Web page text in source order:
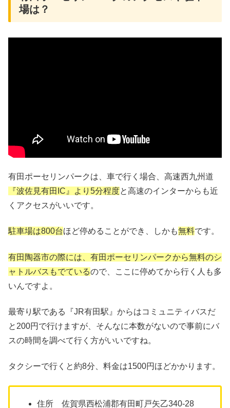
場は？
有田ポーセリンパークは、車で行く場合、高速西九州道
『波佐見有田IC』より5分程度と高速のインターからも近
くアクセスがいいです。
駐車場は800台ほど停めることができ、しかも無料です。
有田陶器市の際には、有田ポーセリンパークから無料のシ
ャトルバスもでているので、ここに停めてから行く人も多
いんですよ。
最寄り駅である『JR有田駅』からはコミュニティバスだ
と200円で行けますが、そんなに本数がないので事前にバ
スの時間を調べて行く方がいいですね。
タクシーで行くと約8分、料金は1500円ほどかかります。
住所 佐賀県西松浦郡有田町戸矢乙340-28